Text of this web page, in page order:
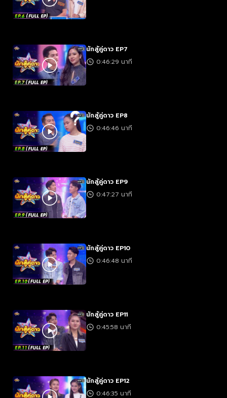
นักสู้คู่ดาว EP7
0:46:29 นาที
นักสู้คู่ดาว EP8
0:46:46 นาที
นักสู้คู่ดาว EP9
0:47:27 นาที
นักสู้คู่ดาว EP10
0:46:48 นาที
นักสู้คู่ดาว EP11
0:45:58 นาที
นักสู้คู่ดาว EP12
0:46:35 นาที